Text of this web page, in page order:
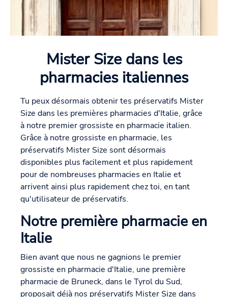
Mister Size dans les
pharmacies italiennes
Tu peux désormais obtenir tes préservatifs Mister
Size dans les premières pharmacies d'Italie, grâce
à notre premier grossiste en pharmacie italien.
Grâce à notre grossiste en pharmacie, les
préservatifs Mister Size sont désormais
disponibles plus facilement et plus rapidement
pour de nombreuses pharmacies en Italie et
arrivent ainsi plus rapidement chez toi, en tant
qu'utilisateur de préservatifs.
Notre première pharmacie en
Italie
Bien avant que nous ne gagnions le premier
grossiste en pharmacie d'Italie, une première
pharmacie de Bruneck, dans le Tyrol du Sud,
proposait déjà nos préservatifs Mister Size dans